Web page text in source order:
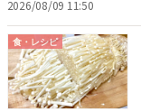
2026/08/09 11:50
食・レシピ